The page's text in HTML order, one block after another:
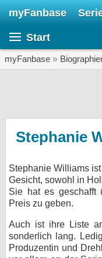
myFanbase
Start
myFanbase »
Stephanie
Stephanie Williams
Gesicht, sowohl in
Sie hat es geschafft
Preis zu geben.
Auch ist ihre Liste
sonderlich lang.
Produzentin und